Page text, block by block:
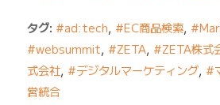
タグ: #ad:tech, #EC商品検索,
#websummit, #ZETA, #ZETA株式
式会社, #デジタルマーケティング, #
営統合